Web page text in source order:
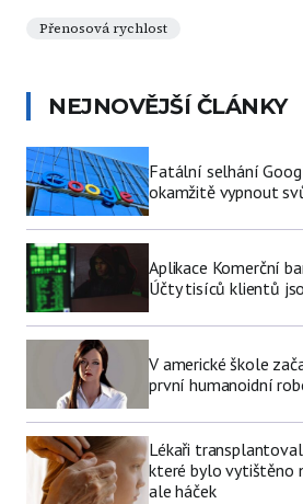
Přenosová rychlost
NEJNOVĚJŠÍ ČLÁNKY
Fatální selhání
okamžitě vypnout
Aplikace Komerční
Účty tisíců klientů
V americké škole
první humanoidní
Lékaři
které bylo vytištěno
ale háček